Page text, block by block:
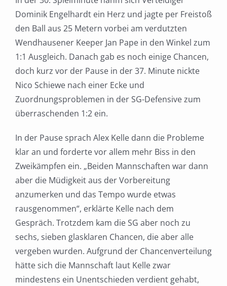
Dominik Engelhardt ein Herz und jagte per Freistoß
den Ball aus 25 Metern vorbei am verdutzten
Wendhausener Keeper Jan Pape in den Winkel zum
1:1 Ausgleich. Danach gab es noch einige Chancen,
doch kurz vor der Pause in der 37. Minute nickte
Nico Schiewe nach einer Ecke und
Zuordnungsproblemen in der SG-Defensive zum
überraschenden 1:2 ein.
In der Pause sprach Alex Kelle dann die Probleme
klar an und forderte vor allem mehr Biss in den
Zweikämpfen ein. „Beiden Mannschaften war dann
aber die Müdigkeit aus der Vorbereitung
anzumerken und das Tempo wurde etwas
rausgenommen“, erklärte Kelle nach dem
Gespräch. Trotzdem kam die SG aber noch zu
sechs, sieben glasklaren Chancen, die aber alle
vergeben wurden. Aufgrund der Chancenverteilung
hätte sich die Mannschaft laut Kelle zwar
mindestens ein Unentschieden verdient gehabt,